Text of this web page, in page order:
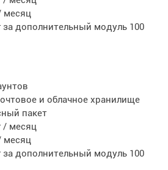
месяц
за дополнительный модуль 100
и облачное хранилище
пакет
/ месяц
месяц
за дополнительный модуль 100